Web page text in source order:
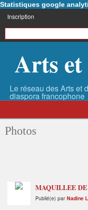
Statistiques google
Inscription
Arts
Photos
MAQUILLEE
Publié(e) par Nadine